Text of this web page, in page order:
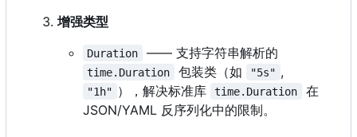
增强类型
Duration —— 支持字符串解析的
time.Duration 包装类（如 "5s" ,
"1h" ），解决标准库 time.Duration
在
JSON/YAML 反序列化中的限制。